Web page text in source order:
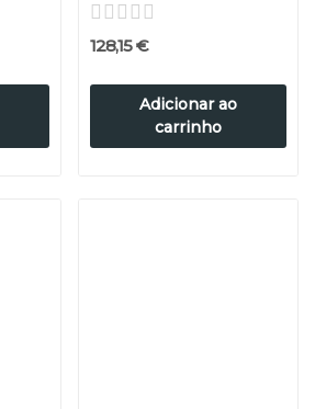
128,15 €
Adicionar ao
carrinho